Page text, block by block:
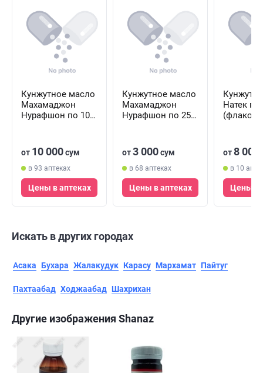
Кунжутное масло
Махамаджон
Нурафшон по 100
от 10 000сум
в 93 аптеках
Цены в аптеках
Кунжутное масло
Махамаджон
Нурафшон по 25
от3 000сум
в 68 аптеках
Цены в аптеках
Натек
(флакон)
от8 000
в 10
Цены в
Искать в других городах
Асака Бухара Жалакудук Карасу Мархамат Пайтуг
Пахтаабад Ходжаабад Шахрихан
Другие изображения Shanaz